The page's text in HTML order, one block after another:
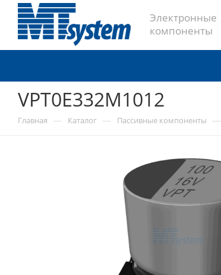
Электронные
компоненты
VPT0E332M1012
Главная — Каталог — Пассивные компоненты —